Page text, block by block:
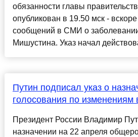
обязанности главы
опубликован в 19.50 мск -
сообщений в СМИ о
Мишустина. Указ начал
Путин подписал указ о
голосования по изменениям
Президент России Владимир
назначении на 22 апреля